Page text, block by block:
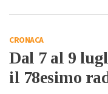
CRONACA
Dal 7 al 9
il 78esimo